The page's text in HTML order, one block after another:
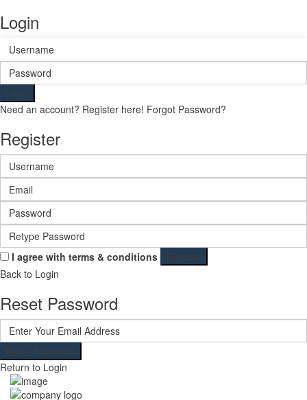
Login
Login
Need an account? Register here! Forgot Password?
Register
I agree with terms & conditions
Register
Back to Login
Reset Password
Reset Password
Return to Login